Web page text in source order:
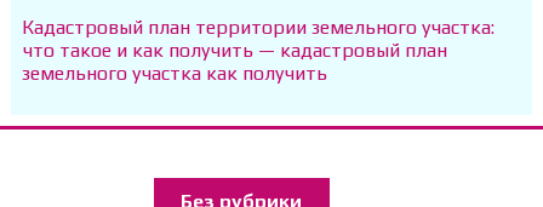
Кадастровый план территории земельного участка:
что такое и как получить — кадастровый план
земельного участка как получить
Без рубрики